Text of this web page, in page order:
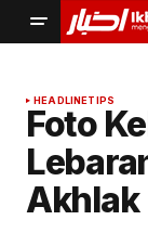
HEADLINETIPS
Foto
Akhlak